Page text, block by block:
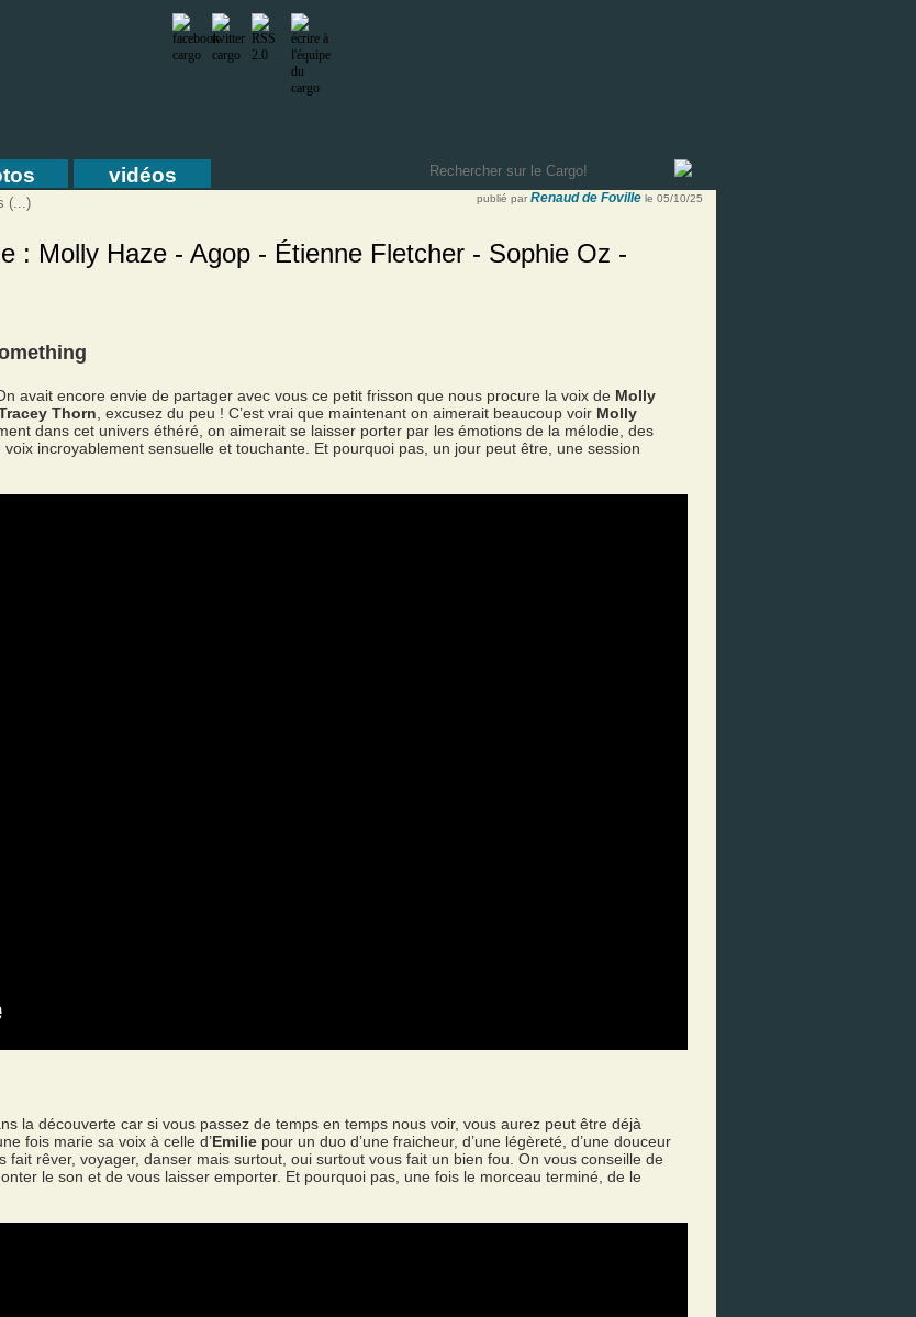
vidéos
(...) publié par Renaud de Foville le 05/10/25
: Molly Haze - Agop - Étienne Fletcher - Sophie Oz -
avait encore envie de partager avec vous ce petit frisson que nous procure la voix de Molly
Thorn , excusez du peu ! C’est vrai que maintenant on aimerait beaucoup voir Molly
dans cet univers éthéré, on aimerait se laisser porter par les émotions de la mélodie, des
incroyablement sensuelle et touchante. Et pourquoi pas, un jour peut être, une session
la découverte car si vous passez de temps en temps nous voir, vous aurez peut être déjà
fois marie sa voix à celle d’Emilie pour un duo d’une fraicheur, d’une légèreté, d’une douceur
fait rêver, voyager, danser mais surtout, oui surtout vous fait un bien fou. On vous conseille de
le son et de vous laisser emporter. Et pourquoi pas, une fois le morceau terminé, de le